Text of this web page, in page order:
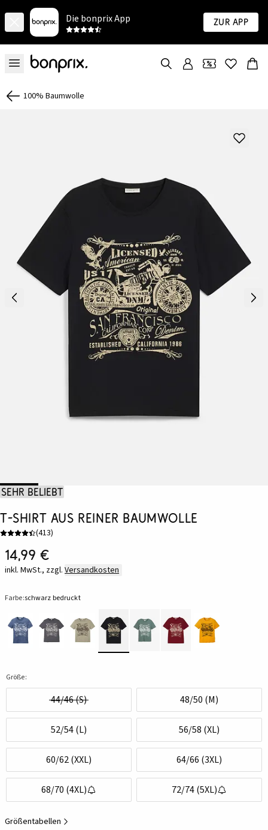
Die bonprix App Zur App
100% Baumwolle
Sehr beliebt
T-Shirt aus reiner Baumwolle
(413)
14,99 €
inkl. MwSt., zzgl. Versandkosten
Farbe:schwarz bedruckt
Größe:
44/46 (S) 48/50 (M)
52/54 (L) 56/58 (XL)
60/62 (XXL) 64/66 (3XL)
68/70 (4XL) 72/74 (5XL)
Größentabellen